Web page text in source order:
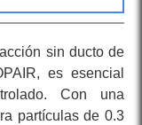
sin ducto de
es esencial
Con una
partículas de 0.3